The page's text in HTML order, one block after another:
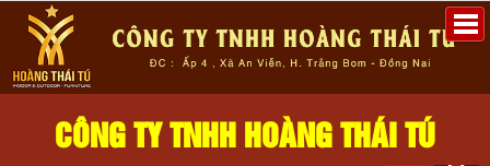
CÔNG TY TNHH HOÀNG THÁI TÚ